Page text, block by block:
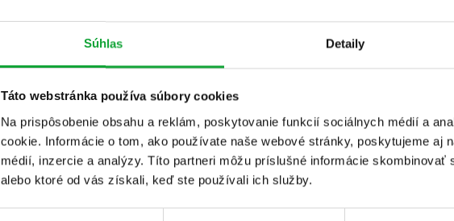
Súhlas Detaily
Táto webstránka používa súbory cookies
Na prispôsobenie obsahu a reklám, poskytovanie funkcií sociálnych médií a
cookie. Informácie o tom, ako používate naše webové stránky, poskytujeme aj
médií, inzercie a analýzy. Títo partneri môžu príslušné informácie
alebo ktoré od vás získali, keď ste používali ich služby.